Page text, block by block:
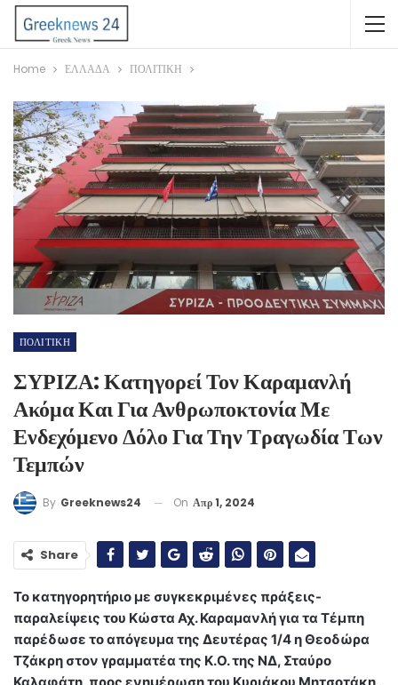
Home ΕΛΛΑΔΑ ΠΟΛΙΤΙΚΗ
ΠΟΛΙΤΙΚΗ
ΣΥΡΙΖΑ: Κατηγορεί Τον Καραμανλή
Ακόμα Και Για Ανθρωποκτονία Με
Ενδεχόμενο Δόλο Για Την Τραγωδία Των
Τεμπών
By Greeknews24 On Απρ 1, 2024
Share
Το κατηγορητήριο με συγκεκριμένες πράξεις-
παραλείψεις του Κώστα Αχ. Καραμανλή για τα Τέμπη
παρέδωσε το απόγευμα της Δευτέρας 1/4 η Θεοδώρα
Τζάκρη στον γραμματέα της Κ.Ο. της ΝΔ, Σταύρο